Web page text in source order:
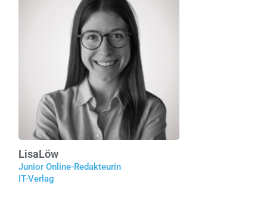
LisaLöw
Junior Online-Redakteurin
IT-Verlag